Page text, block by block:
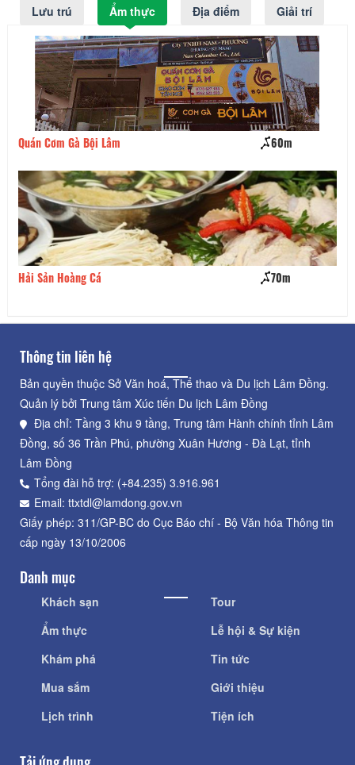
Lưu trú Ẩm thực Địa điểm Giải trí
Nem Nướng Vui Vui
Bánh Ép Dẻo
Thông tin liên hệ
Bản quyền thuộc Sở Văn hoá, Thể thao và Du lịch Lâm Đồng.
Quản lý bởi Trung tâm Xúc tiến Du lịch Lâm Đồng
Địa chỉ: Tầng 3 khu 9 tầng, Trung tâm Hành chính tỉnh Lâm
Đồng, số 36 Trần Phú, phường Xuân Hương - Đà Lạt, tỉnh
Lâm Đồng
Tổng đài hỗ trợ: (+84.235) 3.916.961
Email: ttxtdl@lamdong.gov.vn
Giấy phép: 311/GP-BC do Cục Báo chí - Bộ Văn hóa Thông tin
cấp ngày 13/10/2006
Danh mục
Khách sạn
Ẩm thực
Khám phá
Mua sắm
Lịch trình
Tour
Lễ hội & Sự kiện
Tin tức
Giới thiệu
Tiện ích